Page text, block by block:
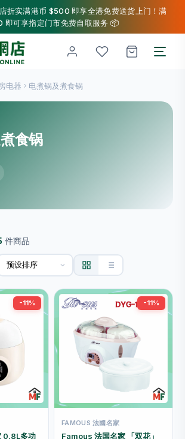
折实满港币 $500 即享全港免费送货上门！满
即可享指定门市免费自取服务 📦
电器 电煮锅及煮食锅
食锅
件商品
-11%
0.8L多功
-11%
FAMOUS 法國名家
Famous 法国名家 「双花」